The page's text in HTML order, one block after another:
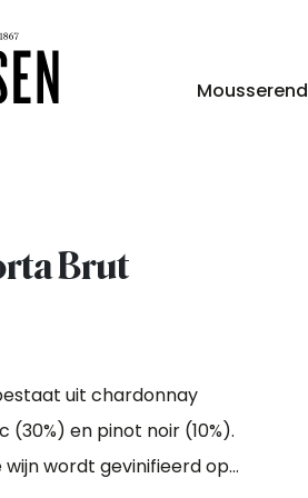
Mousserend
Brut
uit chardonnay
(30%) en pinot noir (10%).
wijn wordt gevinifieerd op